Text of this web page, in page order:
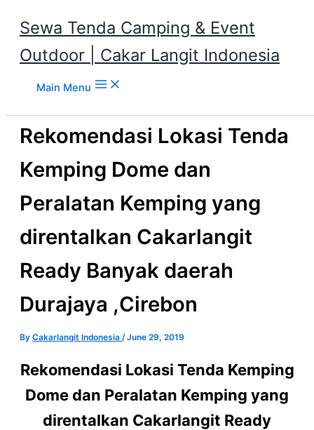
Sewa Tenda Camping & Event
Outdoor | Cakar Langit Indonesia
Main Menu
Rekomendasi Lokasi Tenda
Kemping Dome dan
Peralatan Kemping yang
direntalkan Cakarlangit
Ready Banyak daerah
Durajaya ,Cirebon
By Cakarlangit Indonesia /June 29, 2019
Rekomendasi Lokasi Tenda Kemping
Dome dan Peralatan Kemping yang
direntalkan Cakarlangit Ready